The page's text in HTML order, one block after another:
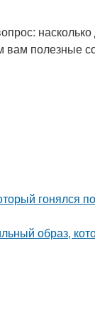
насколько
вам полезные
гонялся
образ,